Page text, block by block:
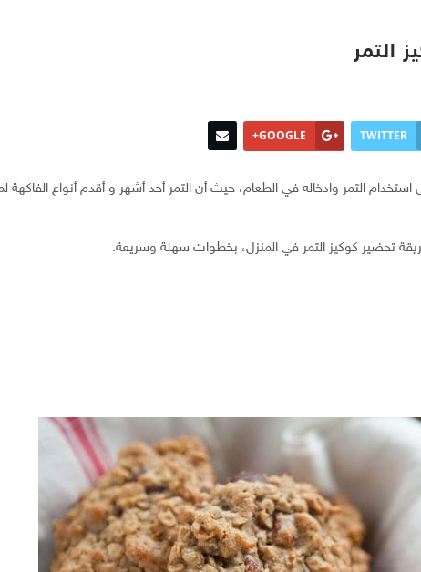
التمر
TWITTER
GOOGLE+
التمر وادخاله في الطعام، حيث أن التمر أحد أشهر و أقدم أنواع الفاكهة
تحضير كوكيز التمر في المنزل، بخطوات سهلة وسريعة.